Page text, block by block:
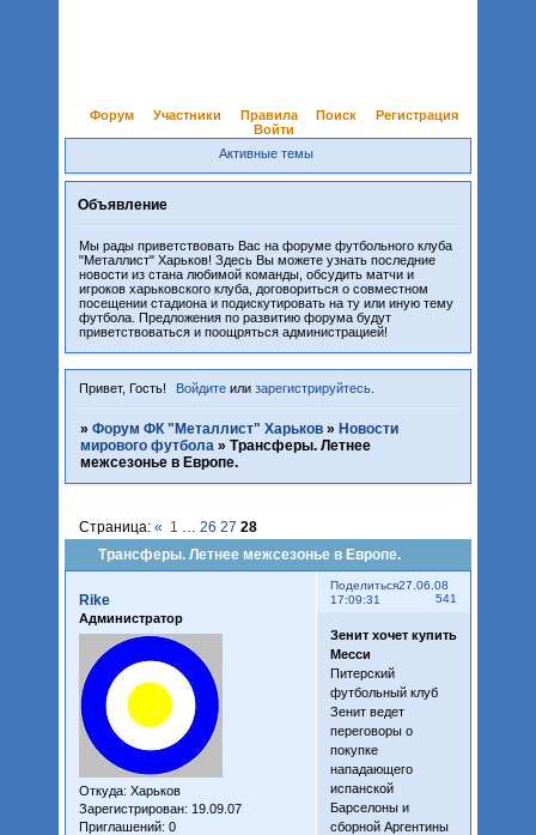
Форум Участники Правила Поиск
Регистрация
Войти
Активные темы
Объявление
Мы рады приветствовать Вас на форуме футбольного клуба
"Металлист" Харьков! Здесь Вы можете узнать последние
новости из стана любимой команды, обсудить матчи и
игроков харьковского клуба, договориться о совместном
посещении стадиона и подискутировать на ту или иную тему
футбола. Предложения по развитию форума будут
приветствоваться и поощряться администрацией!
Привет, Гость! Войдите илизарегистрируйтесь
» Форум ФК "Металлист" Харьков » Новости
мирового футбола » Трансферы. Летнее
межсезонье в Европе.
Трансферы. Летнее межсезонье в Европе.
Страница: « 1 … 26 27 28
Поделиться
541
27.06.08
17:09:31
Rike
Администратор
Откуда: Харьков
Зарегистрирован: 19.09.07
Приглашений: 0
Зенит хочет купить
Месси
Питерский
футбольный клуб
Зенит ведет
переговоры о
покупке
нападающего
испанской
Барселоны и
сборной Аргентины